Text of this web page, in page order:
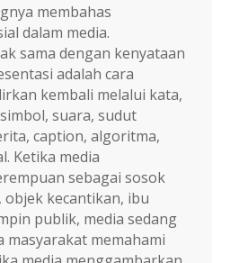
membahas
dalam media.
sama dengan kenyataan
adalah cara
kembali melalui kata,
suara, sudut
caption, algoritma,
Ketika media
sebagai sosok
kecantikan, ibu
publik, media sedang
masyarakat memahami